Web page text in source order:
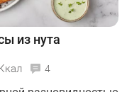
из нута
4